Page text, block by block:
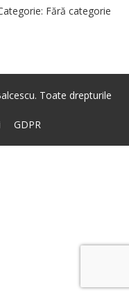
Fără categorie
Toate drepturile
GDPR